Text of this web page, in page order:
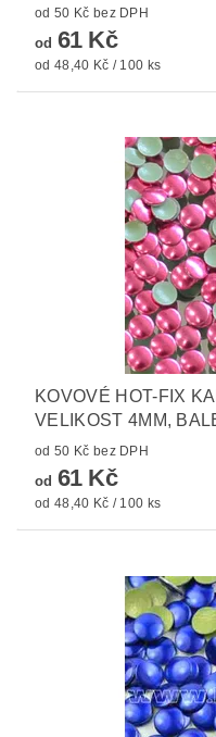
od 50 Kč bez DPH
od 61 Kč
od 48,40 Kč / 100 ks
KOVOVÉ HOT-FIX
VELIKOST 4MM,
od 50 Kč bez DPH
od 61 Kč
od 48,40 Kč / 100 ks